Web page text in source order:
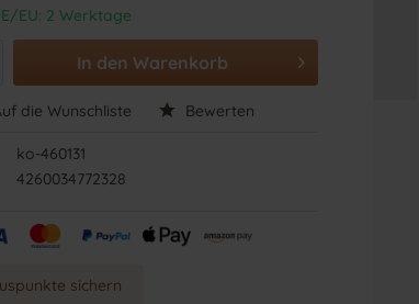
EU: 2 Werktage
In den Warenkorb
die Wunschliste Bewerten
ko-460131
4260034772328
sichern